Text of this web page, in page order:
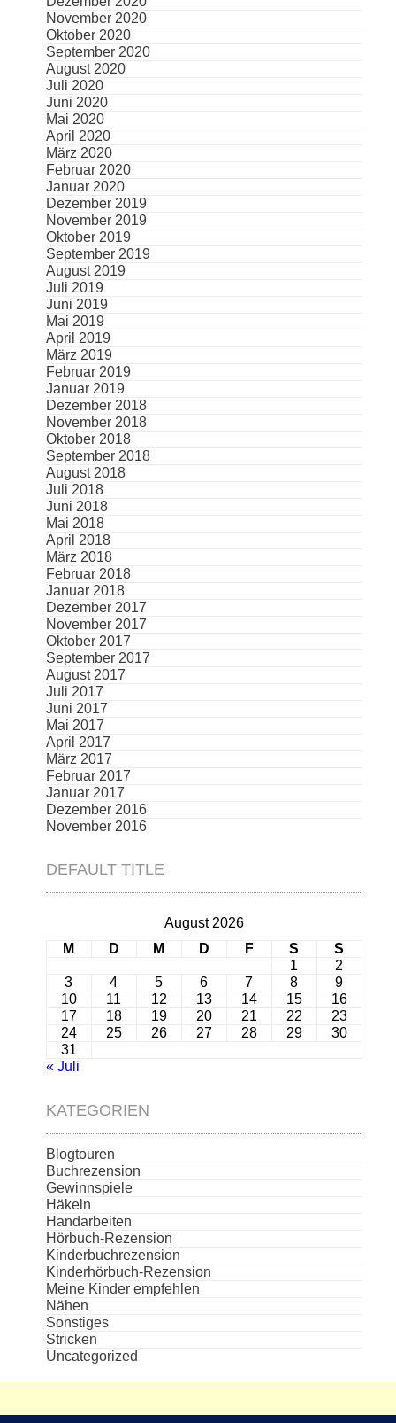
November 2020
Oktober 2020
September 2020
August 2020
Juli 2020
Juni 2020
Mai 2020
April 2020
März 2020
Februar 2020
Januar 2020
Dezember 2019
November 2019
Oktober 2019
September 2019
August 2019
Juli 2019
Juni 2019
Mai 2019
April 2019
März 2019
Februar 2019
Januar 2019
Dezember 2018
November 2018
Oktober 2018
September 2018
August 2018
Juli 2018
Juni 2018
Mai 2018
April 2018
März 2018
Februar 2018
Januar 2018
Dezember 2017
November 2017
Oktober 2017
September 2017
August 2017
Juli 2017
Juni 2017
Mai 2017
April 2017
März 2017
Februar 2017
Januar 2017
Dezember 2016
November 2016
DEFAULT TITLE
August 2026
M
D M D F S
S
1
2
3
4 5 6 7 8
9
10
11 12 13 14 15
16
17
18 19 20 21 22
23
24
25 26 27 28 29
30
31
« Juli
KATEGORIEN
Blogtouren
Buchrezension
Gewinnspiele
Häkeln
Handarbeiten
Hörbuch-Rezension
Kinderbuchrezension
Kinderhörbuch-Rezension
Meine Kinder empfehlen
Nähen
Sonstiges
Stricken
Uncategorized